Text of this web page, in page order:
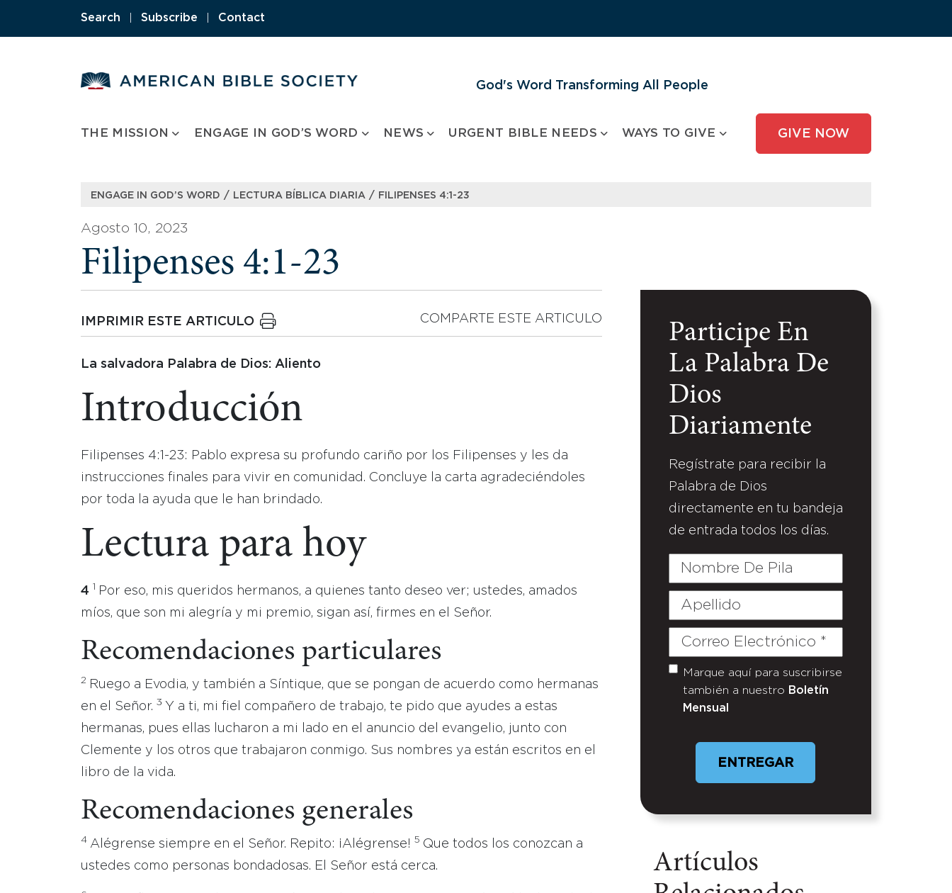
Search Subscribe Contact
God's Word Transforming All People
THE MISSION ENGAGE IN GOD’S WORD NEWS URGENT BIBLE NEEDS WAYS TO GIVE GIVE NOW
ENGAGE IN GOD’S WORD / LECTURA BÍBLICA DIARIA / FILIPENSES 4:1-23
Agosto 10, 2023
Filipenses 4:1-23
IMPRIMIR ESTE ARTICULO COMPARTE ESTE ARTICULO
La salvadora Palabra de Dios: Aliento
Introducción
Filipenses 4:1-23: Pablo expresa su profundo cariño por los Filipenses y les da
instrucciones finales para vivir en comunidad. Concluye la carta agradeciéndoles
por toda la ayuda que le han brindado.
Lectura para hoy
4 1
Por eso, mis queridos hermanos, a quienes tanto deseo ver; ustedes, amados
míos, que son mi alegría y mi premio, sigan así, firmes en el Señor.
Recomendaciones particulares
2
Ruego a Evodia, y también a Síntique, que se pongan de acuerdo como hermanas
en el Señor. 3 Y a ti, mi fiel compañero de trabajo, te pido que ayudes a estas
hermanas, pues ellas lucharon a mi lado en el anuncio del evangelio, junto con
Clemente y los otros que trabajaron conmigo. Sus nombres ya están escritos en el
libro de la vida.
Recomendaciones generales
4 Alégrense siempre en el Señor. Repito: ¡Alégrense! 5 Que todos los conozcan a
ustedes como personas bondadosas. El Señor está cerca.
Participe En
La Palabra De
Dios
Diariamente
Regístrate para recibir la
Palabra de Dios
directamente en tu bandeja
de entrada todos los días.
Nombre
Pila
Apellido
Correo
Untitled
Marque aquí para suscribirse
también a nuestro Boletín
Mensual
Artículos